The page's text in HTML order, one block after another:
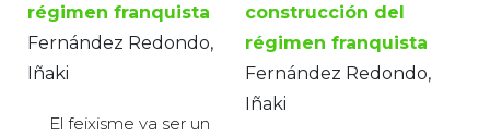
régimen franquista
Fernández Redondo,
Iñaki
El feixisme va ser un
construcción del
régimen franquista
Fernández Redondo,
Iñaki